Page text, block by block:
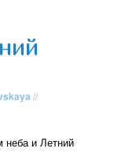
//
неба и Летний